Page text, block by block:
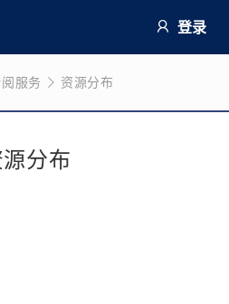
登录
服务 资源分布
分布